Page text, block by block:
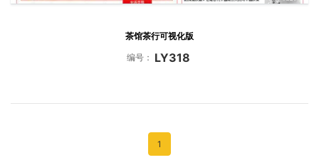
茶馆茶行可视化版
编号： LY318
1